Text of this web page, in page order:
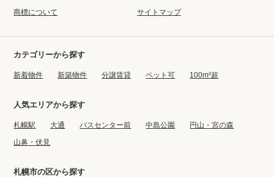
商標について
サイトマップ
カテゴリーから探す
新着物件 新築物件 分譲賃貸 ペット可 100m²超
人気エリアから探す
札幌駅 大通 バスセンター前 中島公園
円山・宮の森
山鼻・伏見
札幌市の区から探す